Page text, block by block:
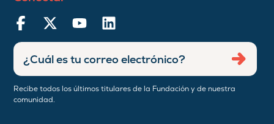
Recibe todos los últimos titulares de la Fundación y de nuestra
comunidad.
Ingresar
dirección
de
correo
Enviar